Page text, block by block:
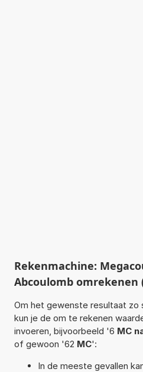
Rekenmachine:
Abcoulomb omrekenen
Om het gewenste resultaat zo
kun je de om te rekenen
invoeren, bijvoorbeeld '6 MC
of gewoon '62 MC':
In de meeste gevallen